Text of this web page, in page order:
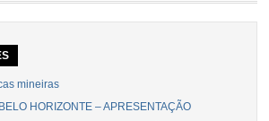
mineiras
HORIZONTE – APRESENTAÇÃO